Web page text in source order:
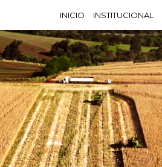
INICIO INSTITUCIONAL